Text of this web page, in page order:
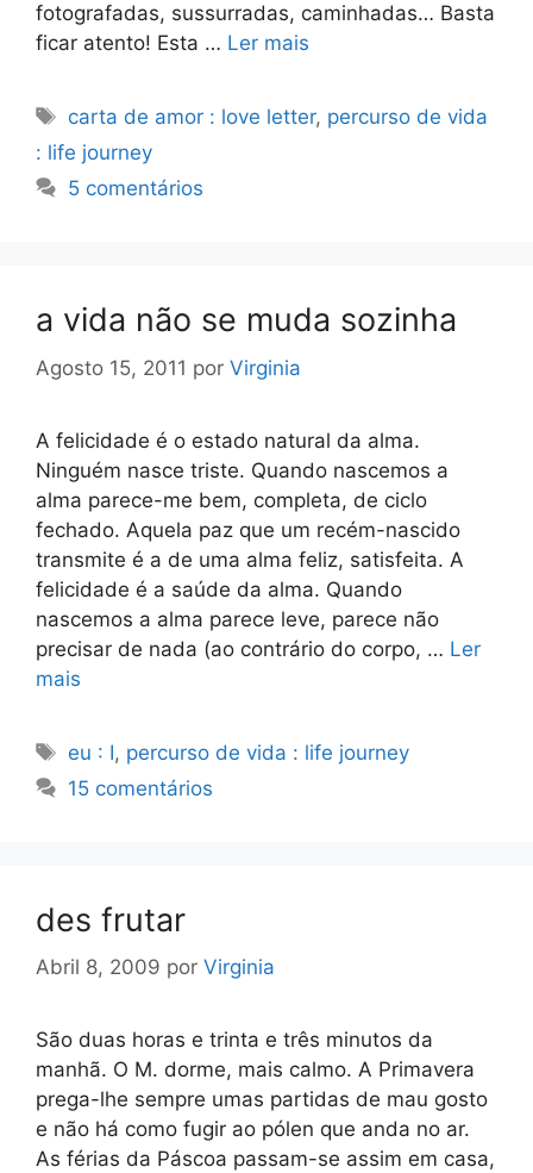
fotografadas, sussurradas, caminhadas… Basta
ficar atento! Esta … Ler mais
Etiquetas
carta de amor : love letter, percurso de vida
: life journey
5 comentários
a vida não se muda sozinha
Agosto 15, 2011 por Virginia
A felicidade é o estado natural da alma.
Ninguém nasce triste. Quando nascemos a
alma parece-me bem, completa, de ciclo
fechado. Aquela paz que um recém-nascido
transmite é a de uma alma feliz, satisfeita. A
felicidade é a saúde da alma. Quando
nascemos a alma parece leve, parece não
precisar de nada (ao contrário do corpo, … Ler
mais
Etiquetas
eu : I, percurso de vida : life journey
15 comentários
des frutar
Abril 8, 2009 por Virginia
São duas horas e trinta e três minutos da
manhã. O M. dorme, mais calmo. A Primavera
prega-lhe sempre umas partidas de mau gosto
e não há como fugir ao pólen que anda no ar.
As férias da Páscoa passam-se assim em casa,